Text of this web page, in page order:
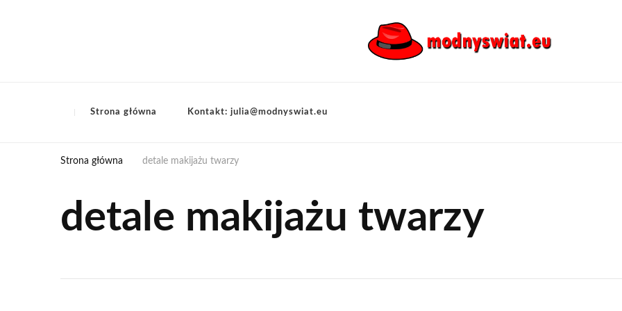
Strona główna Kontakt: julia@modnyswiat.eu
Strona główna detale makijażu twarzy
detale makijażu twarzy